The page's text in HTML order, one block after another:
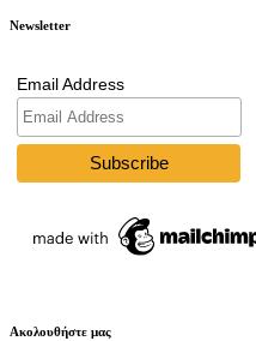
Newsletter
Email Address
Ακολουθήστε μας